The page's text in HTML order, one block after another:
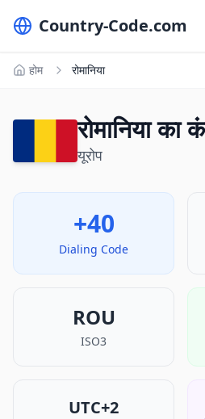
Country-Code.com
होम रोमानिया
रोमानिया
यूरोप
+40
Dialing Code
ROU
ISO3
UTC+2